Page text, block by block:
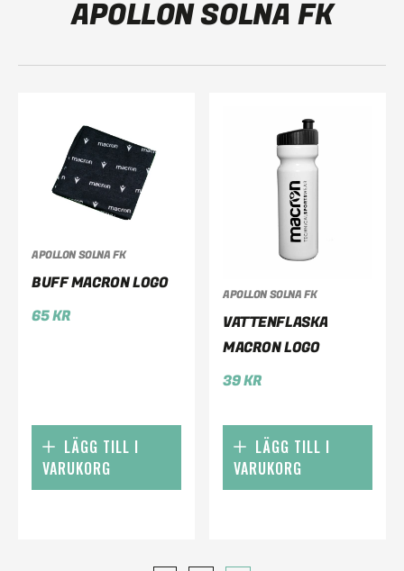
APOLLON SOLNA FK
APOLLON SOLNA FK
BUFF MACRON LOGO
65KR
LÄGG TILL I
VARUKORG
APOLLON SOLNA FK
VATTENFLASKA
MACRON LOGO
39KR
LÄGG TILL I
VARUKORG